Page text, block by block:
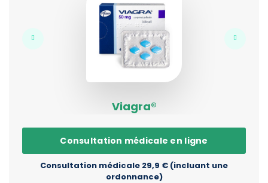
Viagra®
Consultation médicale en ligne
Consultation médicale 29,9 € (incluant une
ordonnance)